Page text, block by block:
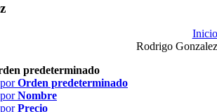
Inicio
Rodrigo Gonzalez
predeterminado
Orden predeterminado
Nombre
Precio